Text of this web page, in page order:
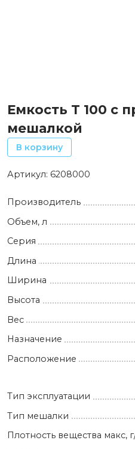
Емкость T 100 c
мешалкой
В корзину
Артикул: 6208000
Производитель
Объем, л
Серия
Длина
Ширина
Высота
Вес
Назначение
Расположение
Тип эксплуатации
Тип мешалки
Плотность вещества макс,